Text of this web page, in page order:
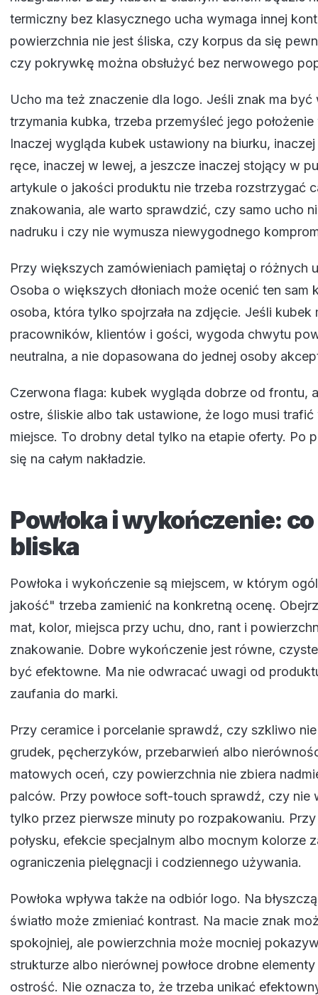
termiczny bez klasycznego ucha wymaga innej
powierzchnia nie jest śliska, czy korpus da się
czy pokrywkę można obsłużyć bez nerwowego
Ucho ma też znaczenie dla logo. Jeśli znak ma
trzymania kubka, trzeba przemyśleć jego
Inaczej wygląda kubek ustawiony na biurku,
ręce, inaczej w lewej, a jeszcze inaczej stojący w
artykule o jakości produktu nie trzeba rozstrzygać
znakowania, ale warto sprawdzić, czy samo ucho
nadruku i czy nie wymusza niewygodnego
Przy większych zamówieniach pamiętaj o różnych
Osoba o większych dłoniach może ocenić ten sam
osoba, która tylko spojrzała na zdjęcie. Jeśli kubek
pracowników, klientów i gości, wygoda chwytu
neutralna, a nie dopasowana do jednej osoby
Czerwona flaga: kubek wygląda dobrze od frontu,
ostre, śliskie albo tak ustawione, że logo musi trafić
miejsce. To drobny detal tylko na etapie oferty. Po
się na całym nakładzie.
Powłoka i wykończenie:
bliska
Powłoka i wykończenie są miejscem, w którym
jakość" trzeba zamienić na konkretną ocenę.
mat, kolor, miejsca przy uchu, dno, rant i
znakowanie. Dobre wykończenie jest równe,
być efektowne. Ma nie odwracać uwagi od
zaufania do marki.
Przy ceramice i porcelanie sprawdź, czy szkliwo
grudek, pęcherzyków, przebarwień albo
matowych oceń, czy powierzchnia nie zbiera
palców. Przy powłoce soft-touch sprawdź, czy nie
tylko przez pierwsze minuty po rozpakowaniu.
połysku, efekcie specjalnym albo mocnym kolorze
ograniczenia pielęgnacji i codziennego używania.
Powłoka wpływa także na odbiór logo. Na
światło może zmieniać kontrast. Na macie znak
spokojniej, ale powierzchnia może mocniej
strukturze albo nierównej powłoce drobne
ostrość. Nie oznacza to, że trzeba unikać